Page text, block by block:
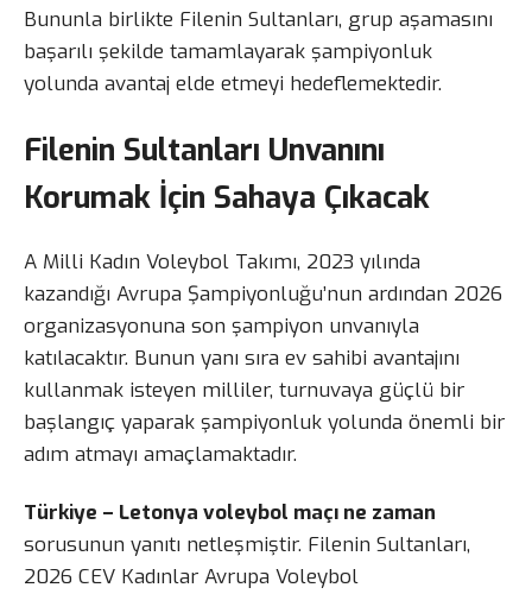
Bununla birlikte Filenin Sultanları, grup aşamasını
başarılı şekilde tamamlayarak şampiyonluk
yolunda avantaj elde etmeyi hedeflemektedir.
Filenin Sultanları Unvanını
Korumak İçin Sahaya Çıkacak
A Milli Kadın Voleybol Takımı, 2023 yılında
kazandığı Avrupa Şampiyonluğu’nun ardından 2026
organizasyonuna son şampiyon unvanıyla
katılacaktır. Bunun yanı sıra ev sahibi avantajını
kullanmak isteyen milliler, turnuvaya güçlü bir
başlangıç yaparak şampiyonluk yolunda önemli bir
adım atmayı amaçlamaktadır.
Türkiye – Letonya voleybol maçı ne zaman
sorusunun yanıtı netleşmiştir. Filenin Sultanları,
2026 CEV Kadınlar Avrupa Voleybol